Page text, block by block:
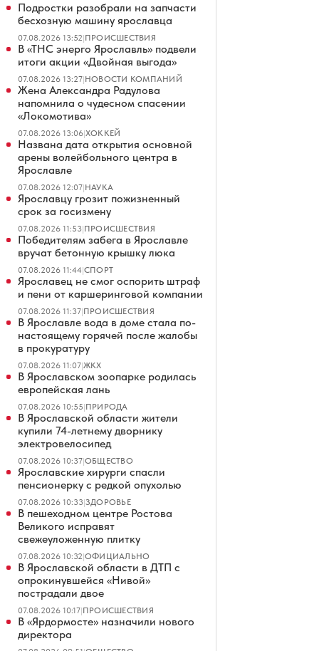
Подростки разобрали на запчасти
бесхозную машину ярославца
07.08.2026 13:52|ПРОИСШЕСТВИЯ
В «ТНС энерго Ярославль» подвели
итоги акции «Двойная выгода»
07.08.2026 13:27|НОВОСТИ КОМПАНИЙ
Жена Александра Радулова
напомнила о чудесном спасении
«Локомотива»
07.08.2026 13:06|ХОККЕЙ
Названа дата открытия основной
арены волейбольного центра в
Ярославле
07.08.2026 12:07|НАУКА
Ярославцу грозит пожизненный
срок за госизмену
07.08.2026 11:53|ПРОИСШЕСТВИЯ
Победителям забега в Ярославле
вручат бетонную крышку люка
07.08.2026 11:44|СПОРТ
Ярославец не смог оспорить штраф
и пени от каршеринговой компании
07.08.2026 11:37|ПРОИСШЕСТВИЯ
В Ярославле вода в доме стала по-
настоящему горячей после жалобы
в прокуратуру
07.08.2026 11:07|ЖКХ
В Ярославском зоопарке родилась
европейская лань
07.08.2026 10:55|ПРИРОДА
В Ярославской области жители
купили 74-летнему дворнику
электровелосипед
07.08.2026 10:37|ОБЩЕСТВО
Ярославские хирурги спасли
пенсионерку с редкой опухолью
07.08.2026 10:33|ЗДОРОВЬЕ
В пешеходном центре Ростова
Великого исправят
свежеуложенную плитку
07.08.2026 10:32|ОФИЦИАЛЬНО
В Ярославской области в ДТП с
опрокинувшейся «Нивой»
пострадали двое
07.08.2026 10:17|ПРОИСШЕСТВИЯ
В «Ярдормосте» назначили нового
директора